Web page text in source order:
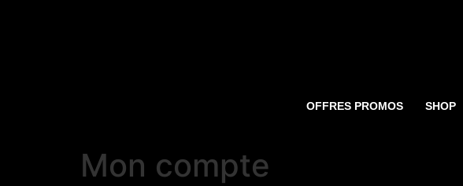
OFFRES PROMOS SHOP
Mon compte